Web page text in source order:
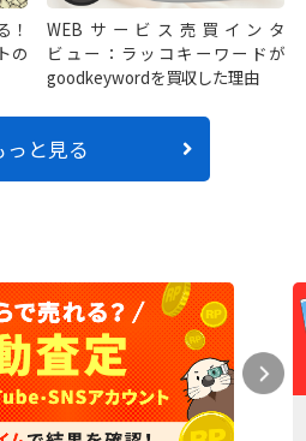
！
の
WEBサービス売買インタ
ビュー：ラッコキーワードが
goodkeywordを買収した理由
っと見る